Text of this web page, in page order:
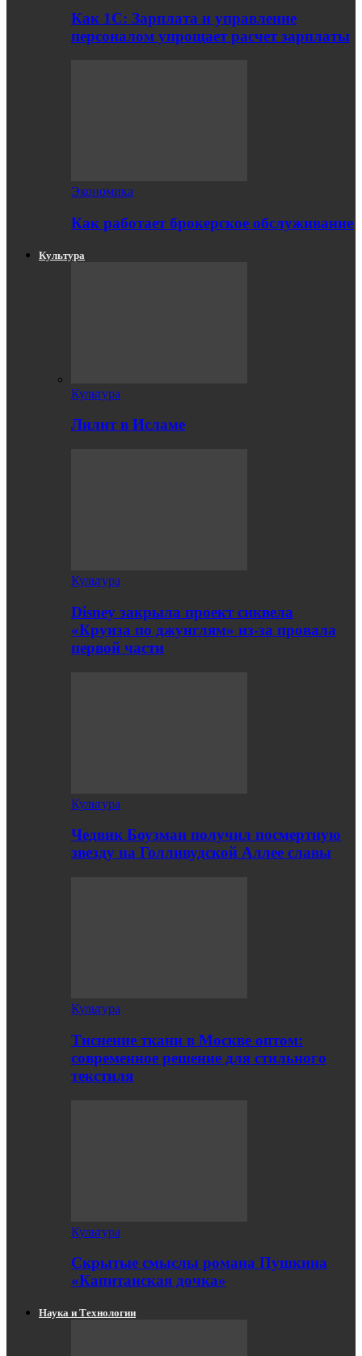
Как 1С: Зарплата и управление
персоналом упрощает расчет зарплаты
Экономика
Как работает брокерское обслуживание
Культура
Культура
Лилит в Исламе
Культура
Disney закрыла проект сиквела
«Круиза по джунглям» из-за провала
первой части
Культура
Чедвик Боузман получил посмертную
звезду на Голливудской Аллее славы
Культура
Тиснение ткани в Москве оптом:
современное решение для стильного
текстиля
Культура
Скрытые смыслы романа Пушкина
«Капитанская дочка»
Наука и Технологии